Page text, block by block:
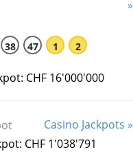
»
38 47 1 2
CHF 16'000'000
Casino Jackpots »
CHF 1'038'791